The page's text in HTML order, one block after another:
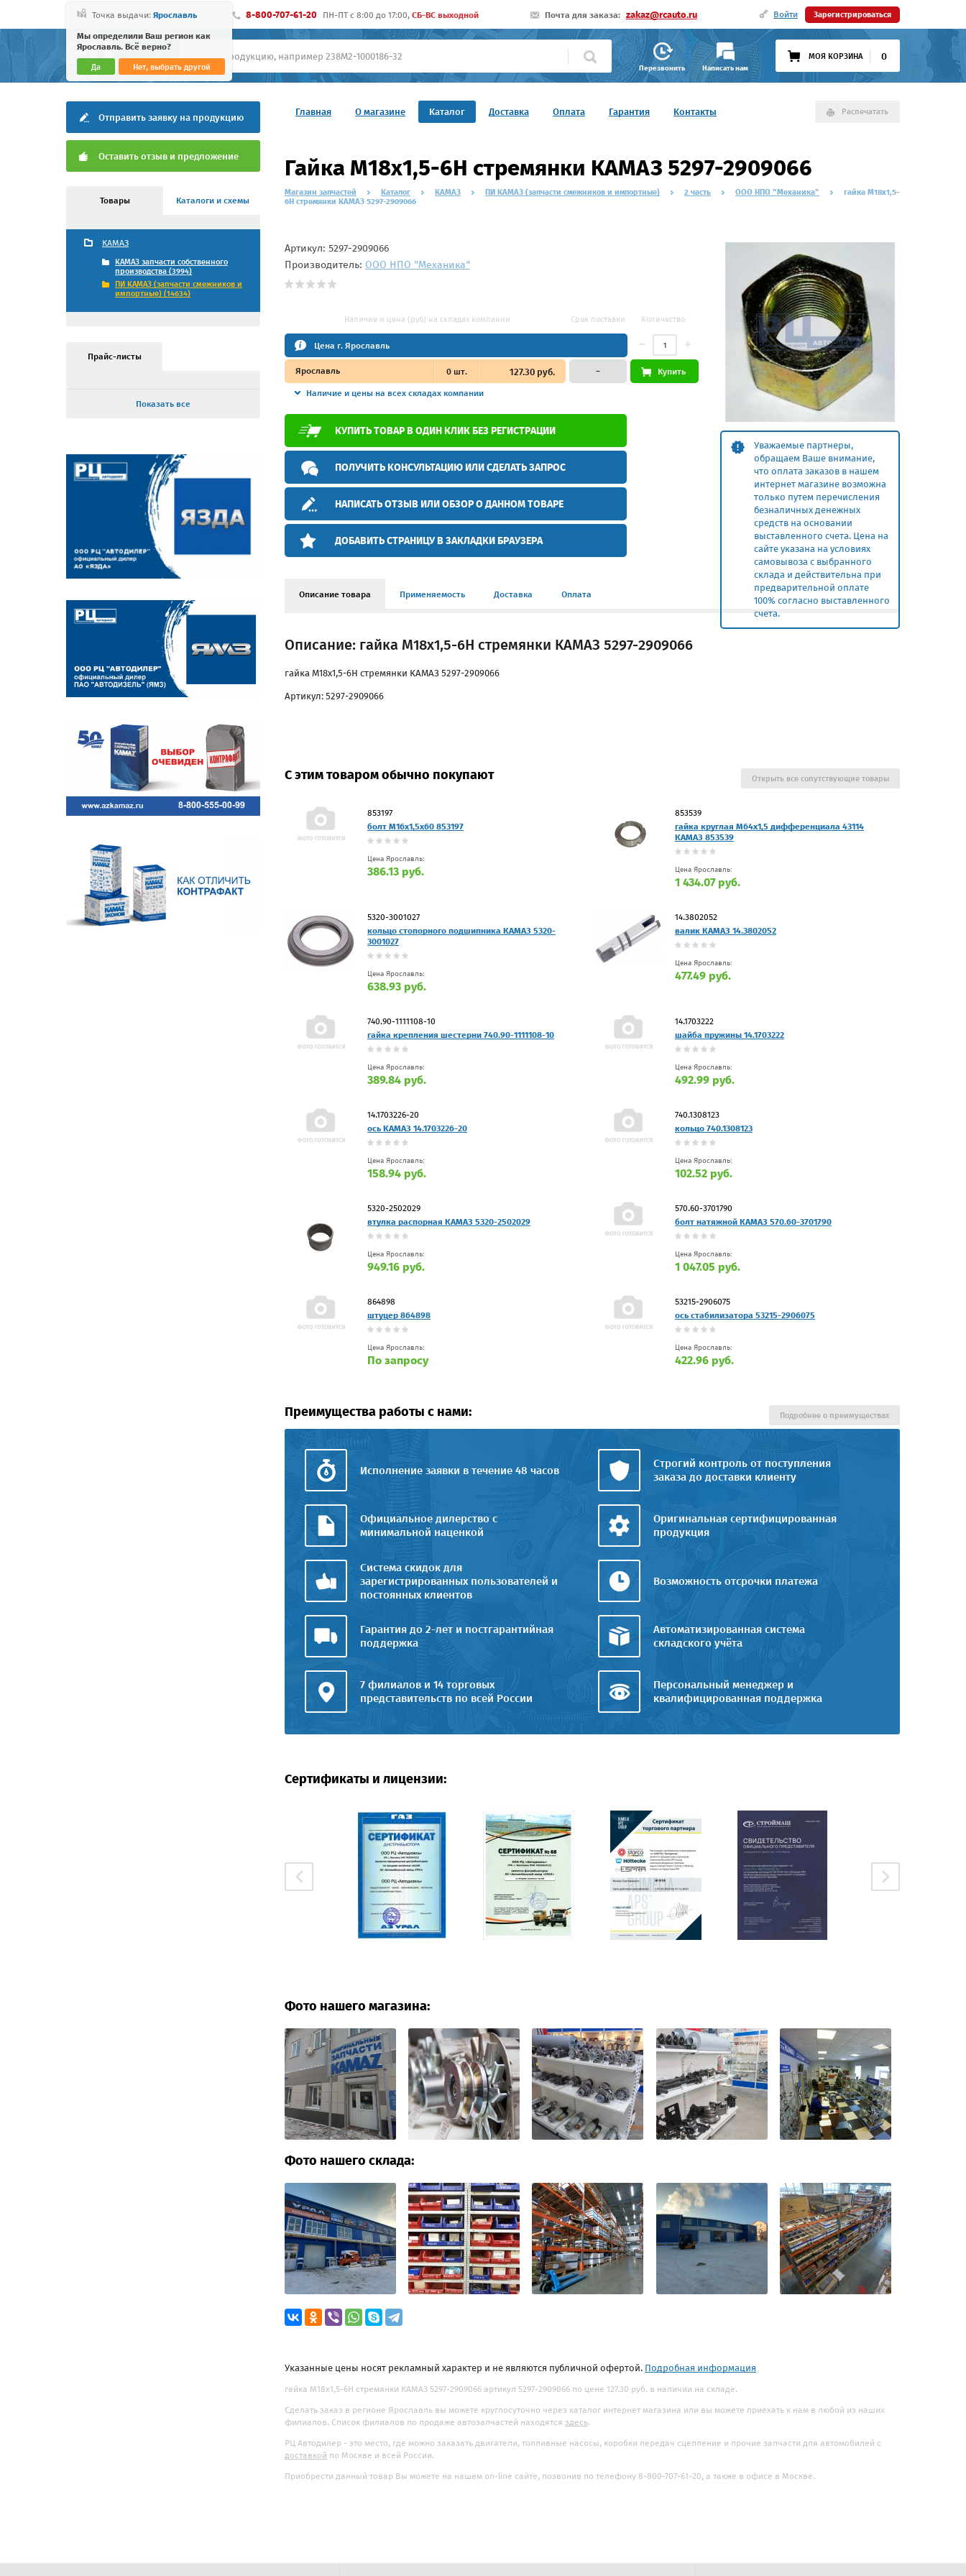
Точка выдачи: Ярославль
Мы определили Ваш регион как
Ярославль. Всё верно?
Да Нет, выбрать другой
8-800-707-61-20 ПН-ПТ c 8:00 до 17:00, СБ-ВС выходной Почта для заказа: zakaz@rcauto.ru Войти Зарегистрироваться
Перезвонить Написать нам
МОЯ КОРЗИНА 0
Главная О магазине Каталог Доставка Оплата Гарантия Контакты Распечатать
Отправить заявку на продукцию
Оставить отзыв и предложение
Товары Каталоги и схемы
КАМАЗ
КАМАЗ запчасти собственного
производства (3994)
ПИ КАМАЗ (запчасти смежников и
импортные) (14634)
Прайс-листы
Показать все
Гайка М18х1,5-6Н стремянки КАМАЗ 5297-2909066
Магазин запчастей Каталог КАМАЗ ПИ КАМАЗ (запчасти смежников и импортные) 2 часть ООО НПО "Механика"
гайка М18х1,5-
6Н стремянки КАМАЗ 5297-2909066
Уважаемые партнеры,
обращаем Ваше внимание,
что оплата заказов в нашем
интернет магазине возможна
только путем перечисления
безналичных денежных
средств на основании
выставленного счета. Цена на
сайте указана на условиях
самовывоза с выбранного
склада и действительна при
предварительной оплате
100% согласно выставленного
счета.
Артикул: 5297-2909066
Производитель: ООО НПО "Механика"
Наличие и цена (руб) на складах компании Срок поставки Количество
Цена г. Ярославль
Ярославль 0шт. 127.30 руб.
Наличие и цены на всех складах компании
– Купить
КУПИТЬ ТОВАР В ОДИН КЛИК БЕЗ РЕГИСТРАЦИИ
ПОЛУЧИТЬ КОНСУЛЬТАЦИЮ ИЛИ СДЕЛАТЬ ЗАПРОС
НАПИСАТЬ ОТЗЫВ ИЛИ ОБЗОР О ДАННОМ ТОВАРЕ
ДОБАВИТЬ СТРАНИЦУ В ЗАКЛАДКИ БРАУЗЕРА
Описание товара Применяемость Доставка Оплата
Описание: гайка М18х1,5-6Н стремянки КАМАЗ 5297-2909066
гайка М18х1,5-6Н стремянки КАМАЗ 5297-2909066
Артикул: 5297-2909066
С этим товаром обычно покупают
853197
болт М16х1,5х60 853197
Цена Ярославль:
386.13 руб.
853539
гайка круглая М64х1,5 дифференциала 43114
КАМАЗ 853539
Цена Ярославль:
1 434.07 руб.
5320-3001027
кольцо стопорного подшипника КАМАЗ 5320-
3001027
Цена Ярославль:
638.93 руб.
14.3802052
валик КАМАЗ 14.3802052
Цена Ярославль:
477.49 руб.
740.90-1111108-10
гайка крепления шестерни 740.90-1111108-10
Цена Ярославль:
389.84 руб.
14.1703222
шайба пружины 14.1703222
Цена Ярославль:
492.99 руб.
14.1703226-20
ось КАМАЗ 14.1703226-20
Цена Ярославль:
158.94 руб.
740.1308123
кольцо 740.1308123
Цена Ярославль:
102.52 руб.
5320-2502029
втулка распорная КАМАЗ 5320-2502029
Цена Ярославль:
949.16 руб.
570.60-3701790
болт натяжной КАМАЗ 570.60-3701790
Цена Ярославль:
1 047.05 руб.
864898
штуцер 864898
Цена Ярославль:
По запросу
53215-2906075
ось стабилизатора 53215-2906075
Цена Ярославль:
422.96 руб.
Открыть все сопутствующие товары
Преимущества работы с нами:
Исполнение заявки в течение 48 часов
Строгий контроль от поступления
заказа до доставки клиенту
Официальное дилерство с
минимальной наценкой
Оригинальная сертифицированная
продукция
Система скидок для
зарегистрированных пользователей и
постоянных клиентов
Возможность отсрочки платежа
Гарантия до 2-лет и постгарантийная
поддержка
Автоматизированная система
складского учёта
7 филиалов и 14 торговых
представительств по всей России
Персональный менеджер и
квалифицированная поддержка
Подробнее о преимуществах
Сертификаты и лицензии:
Фото нашего магазина:
Фото нашего склада:
Указанные цены носят рекламный характер и не являются публичной офертой. Подробная информация
гайка М18х1,5-6Н стремянки КАМАЗ 5297-2909066 артикул 5297-2909066 по цене 127.30 руб. в наличии на складе.
Сделать заказ в регионе Ярославль вы можете круглосуточно через каталог интернет магазина или вы можете приехать к нам в любой из наших
филиалов. Список филиалов по продаже автозапчастей находятся здесь.
РЦ Автодилер - это место, где можно заказать двигатели, топливные насосы, коробки передач сцепление и прочие запчасти для автомобилей с
доставкой по Москве и всей России.
Приобрести данный товар Вы можете на нашем on-line сайте, позвонив по телефону 8-800-707-61-20, а также в офисе в Москве.